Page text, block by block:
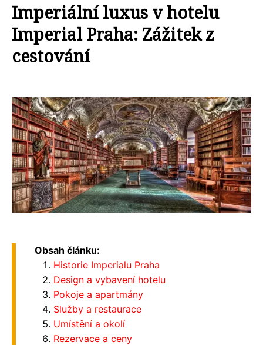
Imperiální luxus v hotelu
Imperial Praha: Zážitek z
cestování
Obsah článku:
Historie Imperialu Praha
Design a vybavení hotelu
Pokoje a apartmány
Služby a restaurace
Umístění a okolí
Rezervace a ceny